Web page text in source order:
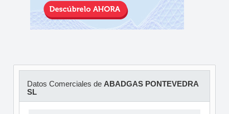
Datos Comerciales de ABADGAS PONTEVEDRA
SL